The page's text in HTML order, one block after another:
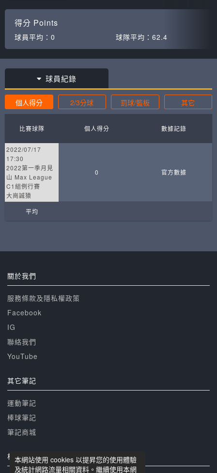
得分 Points
球員平均： 0 球隊平均： 62.4
球員紀錄
個人得分 2/3分球 罰球/籃板 其它
比賽球隊 個人得分 數據記錄
2022/07/17
17:30
2022第一季月見
山 Max League
C1組例行賽
大崗誠猿
0 官方數據
平均
本網站使用 cookies 以提昇您的使用體驗
及統計網路流量相關資料。繼續使用本網
關於我們
服務條款及隱私權政策
Facebook
IG
聯絡我們
YouTube
其它筆記
運動筆記
棒球筆記
筆記商城
相關網站